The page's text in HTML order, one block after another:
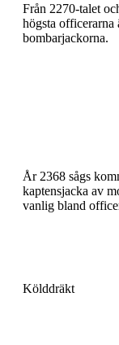
Från 2270-talet
högsta officerarna
bombarjackorna.
År 2368 sågs
kaptensjacka av
vanlig bland
Kölddräkt